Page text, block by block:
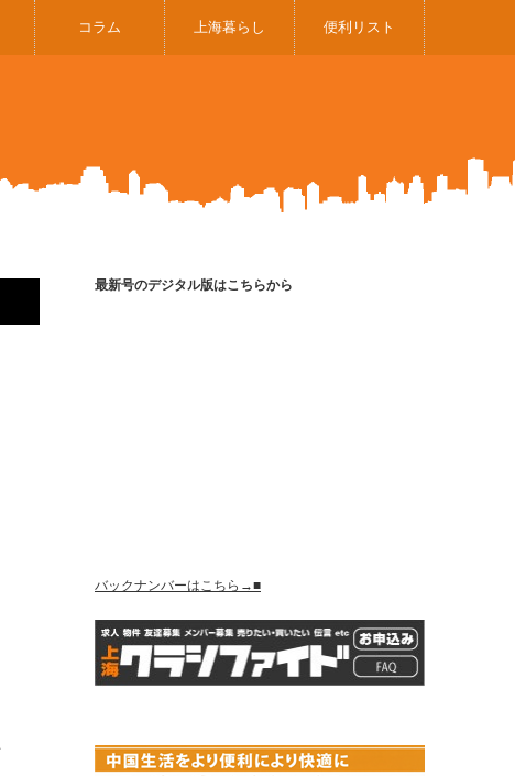
コラム 上海暮らし 便利リスト
最新号のデジタル版はこちらから
バックナンバーはこちら→■